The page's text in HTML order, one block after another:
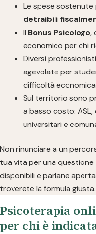
Le spese
detraibili
Il Bonus Psicologo,
economico per chi
Diversi
agevolate per
difficoltà economica
Sul territorio sono
a basso costo:
universitari e
Non rinunciare a un
tua vita per una questione
disponibili e parlane
troverete la formula giusta.
Psicoterapia
per chi è